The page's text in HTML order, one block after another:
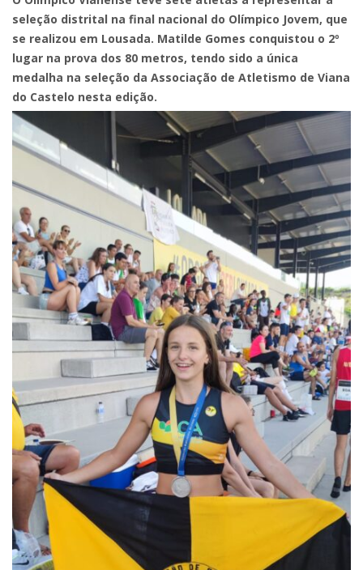
seleção distrital na final nacional do Olímpico Jovem, que
se realizou em Lousada. Matilde Gomes conquistou o 2º
lugar na prova dos 80 metros, tendo sido a única
medalha na seleção da Associação de Atletismo de Viana
do Castelo nesta edição.